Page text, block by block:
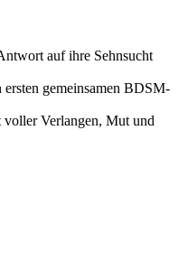
auf ihre Sehnsucht
gemeinsamen BDSM-
Verlangen, Mut und